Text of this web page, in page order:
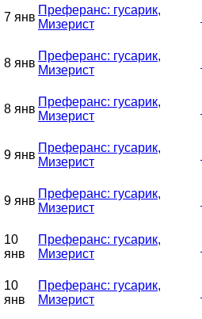
7 янв
Преферанс: гусарик,
Мизерист
8 янв
Преферанс: гусарик,
Мизерист
8 янв
Преферанс: гусарик,
Мизерист
9 янв
Преферанс: гусарик,
Мизерист
9 янв
Преферанс: гусарик,
Мизерист
10
янв
Преферанс: гусарик,
Мизерист
10
янв
Преферанс: гусарик,
Мизерист